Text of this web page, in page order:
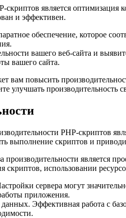
является
и эффективен.
обеспечение, которое
вашего веб-сайта и
вашего сайта.
вам повысить
улучшать производительность
PHP-скриптов
выполнение скриптов и
производительности является
использовании
сервера могут
приложения.
Эффективная работа с